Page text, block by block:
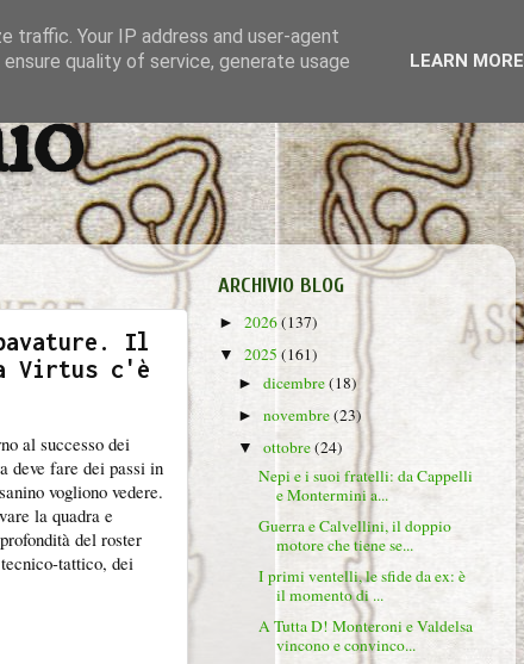
Il
Virtus c'è
al successo dei
deve fare dei passi in
vogliono vedere.
la quadra e
del roster
tattico, dei
ARCHIVIO BLOG
► 2026(137)
▼ 2025 (161)
►dicembre(18)
►novembre(23)
▼ottobre(24)
Nepi e i suoi fratelli: da Cappelli
e Montermini a...
Guerra e Calvellini, il doppio
motore che tiene se...
I primi ventelli, le sfide da ex: è
il momento di ...
A Tutta D! Monteroni e Valdelsa
vincono e convinco...
traffic. Your IP address and user-agent
quality of service, generate usage
LEARN MORE